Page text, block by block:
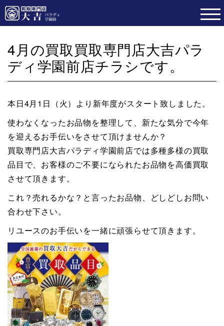
4月の買取買取専門店大吉パラ
ディ学園前店チラシです。
本日4月1日（火）より新年度がスタート致しました。
使わなくなったお品物を整理して、新たな気分で今年
を迎えるお手伝いをさせて頂けませんか？
買取専門店大吉パラディ学園前店では多種多様の買取
品目で、お客様のご不要になられたお品物を高価買取
させて頂きます。
これ？売れるかな？と言ったお品物、どしどしお問い
合わせ下さい。
リユースのお手伝いを一緒に頑張らせて頂きます。